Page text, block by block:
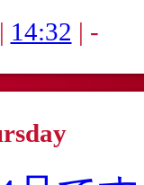
14:32 | -